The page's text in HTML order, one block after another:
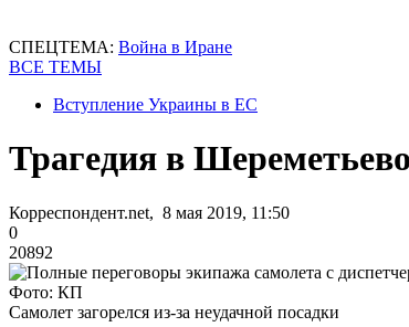
СПЕЦТЕМА: Война в Иране
ВСЕ ТЕМЫ
Вступление Украины в ЕС
Трагедия в
Корреспондент.net, 8 мая 2019, 11:50
0
20892
Фото: КП
Самолет загорелся из-за неудачной посадки